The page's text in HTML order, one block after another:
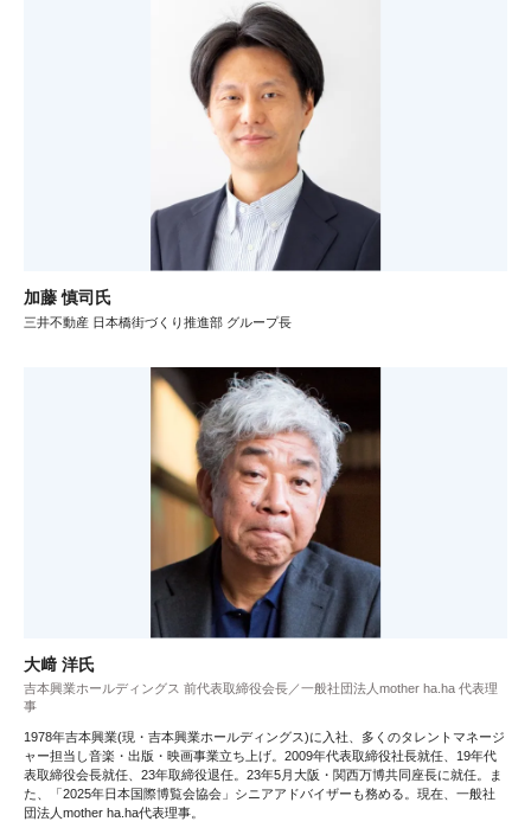
加藤 慎司氏
三井不動産 日本橋街づくり推進部 グループ長
大﨑 洋氏
吉本興業ホールディングス 前代表取締役会長／一般社団法人mother ha.ha 代表理
事
1978年吉本興業(現・吉本興業ホールディングス)に入社、多くのタレントマネージ
ャー担当し音楽・出版・映画事業立ち上げ。2009年代表取締役社長就任、19年代
表取締役会長就任、23年取締役退任。23年5月大阪・関西万博共同座長に就任。ま
た、「2025年日本国際博覧会協会」シニアアドバイザーも務める。現在、一般社
団法人mother ha.ha代表理事。